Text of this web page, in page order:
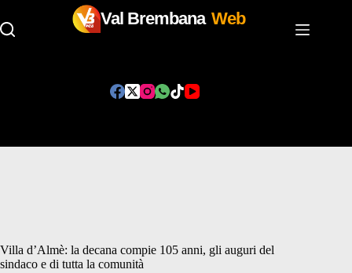
Val Brembana Web
Villa d’Almè: la decana compie 105 anni, gli auguri del
sindaco e di tutta la comunità